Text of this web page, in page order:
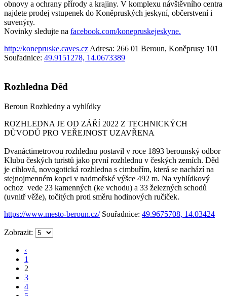
obnovy a ochrany přírody a krajiny. V komplexu návštěvního centra
najdete prodej vstupenek do Koněpruských jeskyní, občerstvení i
suvenýry.
Novinky sledujte na facebook.com/konepruskejeskyne.
http://konepruske.caves.cz Adresa: 266 01 Beroun, Koněprusy 101
Souřadnice: 49.9151278, 14.0673389
Rozhledna Děd
Beroun Rozhledny a vyhlídky
ROZHLEDNA JE OD ZÁŘÍ 2022 Z TECHNICKÝCH
DŮVODŮ PRO VEŘEJNOST UZAVŘENA
Dvanáctimetrovou rozhlednu postavil v roce 1893 berounský odbor
Klubu českých turistů jako první rozhlednu v českých zemích. Děd
je cihlová, novogotická rozhledna s cimbuřím, která se nachází na
stejnojmenném kopci v nadmořské výšce 492 m. Na vyhlídkový
ochoz vede 23 kamenných (ke vchodu) a 33 železných schodů
(uvnitř věže), točitých proti směru hodinových ručiček.
https://www.mesto-beroun.cz/ Souřadnice: 49.9675708, 14.03424
Zobrazit:
‹
1
2
3
4